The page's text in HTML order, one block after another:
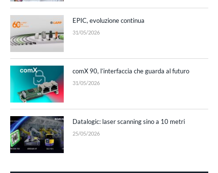
EPIC, evoluzione continua
31/05/2026
comX 90, l’interfaccia che guarda al futuro
31/05/2026
Datalogic: laser scanning sino a 10 metri
25/05/2026